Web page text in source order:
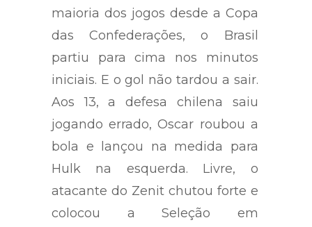
maioria dos jogos desde a Copa
das Confederações, o Brasil
partiu para cima nos minutos
iniciais. E o gol não tardou a sair.
Aos 13, a defesa chilena saiu
jogando errado, Oscar roubou a
bola e lançou na medida para
Hulk na esquerda. Livre, o
atacante do Zenit chutou forte e
colocou a Seleção em